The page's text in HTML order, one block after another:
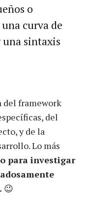
o
curva de
una sintaxis
del framework
del
y de la
Lo más
para investigar
😉